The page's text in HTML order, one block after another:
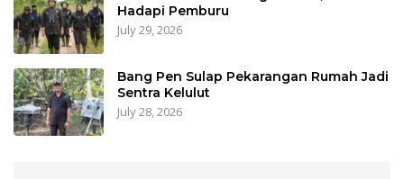
Hadapi Pemburu
July 29, 2026
Bang Pen Sulap Pekarangan Rumah Jadi
Sentra Kelulut
July 28, 2026